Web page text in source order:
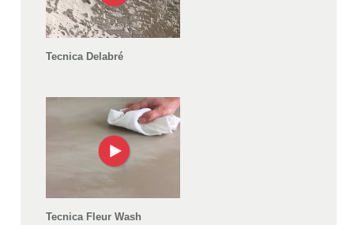
Tecnica Delabré
Tecnica Fleur Wash